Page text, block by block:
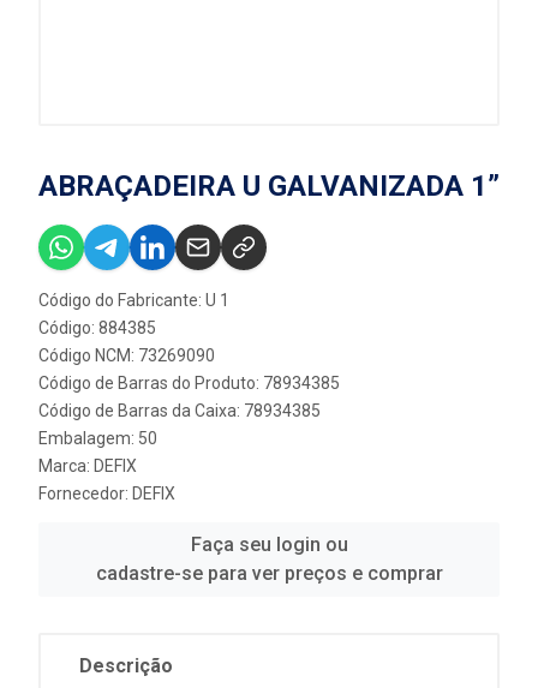
ABRAÇADEIRA U GALVANIZADA 1”
Código do Fabricante: U 1
Código: 884385
Código NCM: 73269090
Código de Barras do Produto: 78934385
Código de Barras da Caixa: 78934385
Embalagem: 50
Marca: DEFIX
Fornecedor: DEFIX
Faça seu login ou
cadastre-se para ver preços e comprar
Descrição